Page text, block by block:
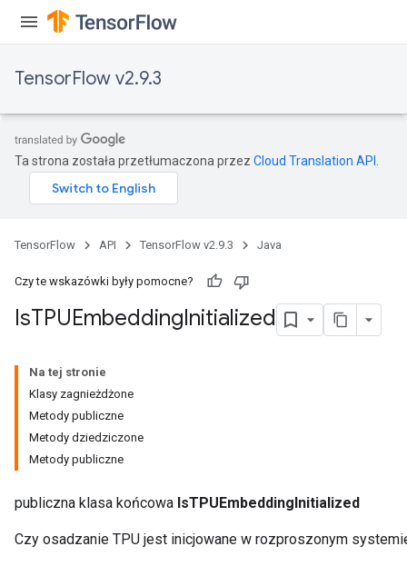
TensorFlow v2.9.3
Ta strona została przetłumaczona przez Cloud Translation API
TensorFlow API TensorFlow v2.9.3 Java
Czy te wskazówki były pomocne?
IsTPUEmbeddingInitialized
Na tej stronie
Klasy zagnieżdżone
Metody publiczne
Metody dziedziczone
Metody publiczne
publiczna klasa końcowa IsTPUEmbeddingInitialized
Czy osadzanie TPU jest inicjowane w rozproszonym